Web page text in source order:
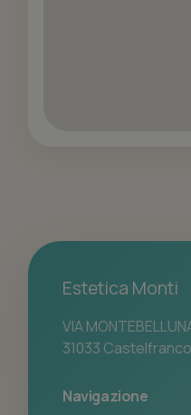
Estetica Monti
VIA
31033
Navigazione